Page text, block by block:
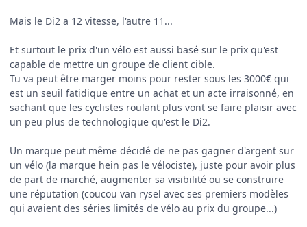
Mais le Di2 a 12 vitesse, l'autre 11...
Et surtout le prix d'un vélo est aussi basé sur le prix qu'est
capable de mettre un groupe de client cible.
Tu va peut être marger moins pour rester sous les 3000€ qui
est un seuil fatidique entre un achat et un acte irraisonné, en
sachant que les cyclistes roulant plus vont se faire plaisir avec
un peu plus de technologique qu'est le Di2.
Un marque peut même décidé de ne pas gagner d'argent sur
un vélo (la marque hein pas le vélociste), juste pour avoir plus
de part de marché, augmenter sa visibilité ou se construire
une réputation (coucou van rysel avec ses premiers modèles
qui avaient des séries limités de vélo au prix du groupe...)